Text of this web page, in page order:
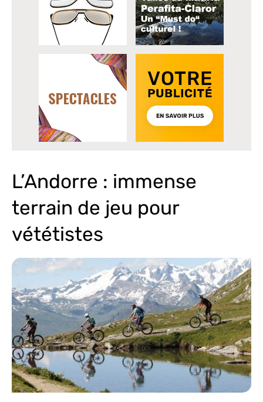
L’Andorre : immense
terrain de jeu pour
vététistes